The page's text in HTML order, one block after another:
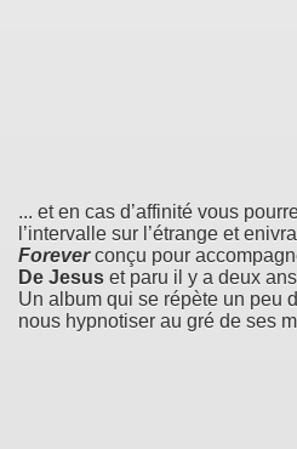
... et en cas d’affinité vous
l’intervalle sur l’étrange et
Forever conçu pour
De Jesus et paru il y a deux
Un album qui se répète un peu
nous hypnotiser au gré de ses